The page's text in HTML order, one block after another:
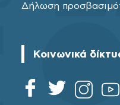
Δήλωση
Κοινωνικά